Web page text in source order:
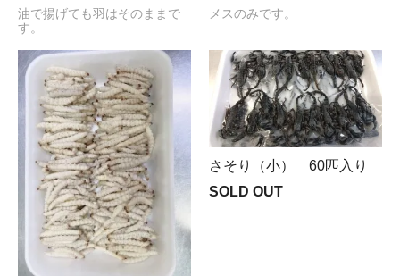
油で揚げても羽はそのままで
す。
メスのみです。
さそり（小） 60匹入り
SOLD OUT